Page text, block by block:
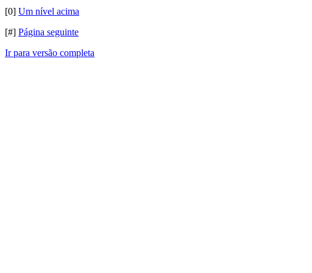
[0] Um nível acima
[#] Página seguinte
Ir para versão completa